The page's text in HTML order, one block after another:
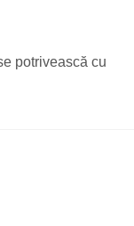
potrivească cu